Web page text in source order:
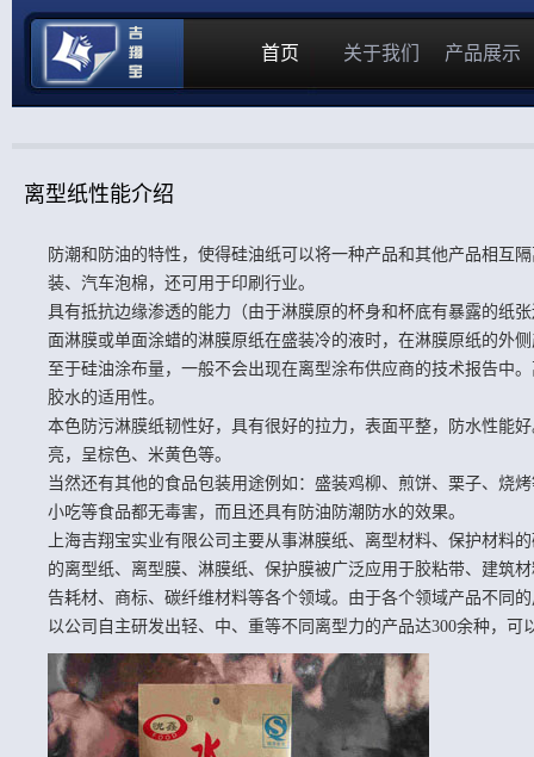
首页 关于我们 产品展示
离型纸性能介绍
防潮和防油的特性，使得硅油纸可以将一种产品和其他产品相互
装、汽车泡棉，还可用于印刷行业。
具有抵抗边缘渗透的能力（由于淋膜原的杯身和杯底有暴露的纸
面淋膜或单面涂蜡的淋膜原纸在盛装冷的液时，在淋膜原纸的外
至于硅油涂布量，一般不会出现在离型涂布供应商的技术报告中
胶水的适用性。
本色防污淋膜纸韧性好，具有很好的拉力，表面平整，防水性能
亮，呈棕色、米黄色等。
当然还有其他的食品包装用途例如：盛装鸡柳、煎饼、栗子、烧
小吃等食品都无毒害，而且还具有防油防潮防水的效果。
上海吉翔宝实业有限公司主要从事淋膜纸、离型材料、保护材料
的离型纸、离型膜、淋膜纸、保护膜被广泛应用于胶粘带、建筑
告耗材、商标、碳纤维材料等各个领域。由于各个领域产品不同
以公司自主研发出轻、中、重等不同离型力的产品达300余种，可